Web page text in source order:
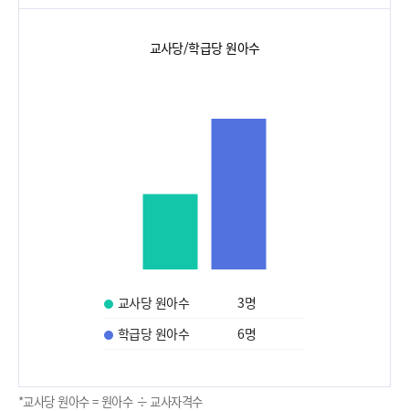
교사당/학급당 원아수
교사당 원아수 3명
학급당 원아수
6명
*교사당 원아수 = 원아수 ÷ 교사자격수